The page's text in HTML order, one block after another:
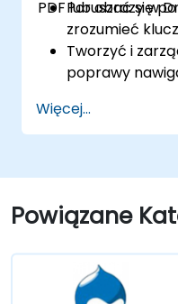
PDF lub obrazy w
Poruszać się
zrozumieć
Tworzyć i
poprawy
kategoryzować
Przesyłać i
Edytować i
strony
Więcej...
Powiązane